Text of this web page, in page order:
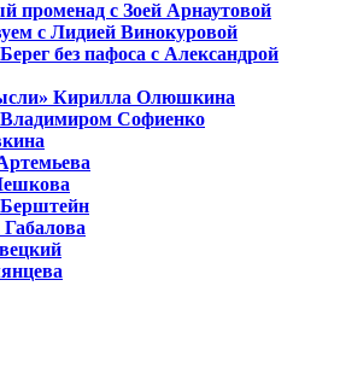
променад с Зоей Арнаутовой
с Лидией Винокуровой
без пафоса с Александрой
Кирилла Олюшкина
Владимиром Софиенко